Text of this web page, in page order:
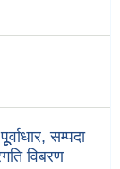
सम्पदा
विबरण